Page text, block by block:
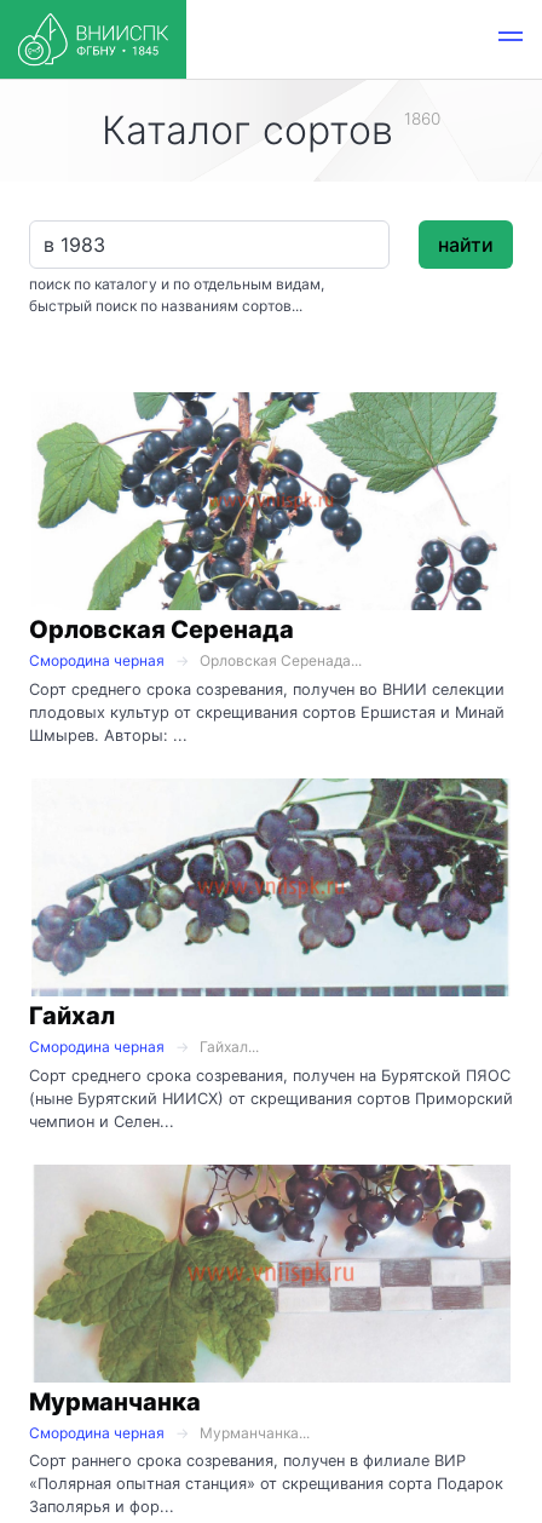
Каталог сортов 1860
поиск по каталогу и по отдельным видам,
быстрый поиск по названиям сортов...
найти
Орловская Серенада
Смородина черная
Орловская Серенада...
Сорт среднего срока созревания, получен во ВНИИ селекции
плодовых культур от скрещивания сортов Ершистая и Минай
Шмырев. Авторы: ...
Гайхал
Смородина черная
Гайхал...
Сорт среднего срока созревания, получен на Бурятской ПЯОС
(ныне Бурятский НИИСХ) от скрещивания сортов Приморский
чемпион и Селен...
Мурманчанка
Смородина черная
Мурманчанка...
Сорт раннего срока созревания, получен в филиале ВИР
«Полярная опытная станция» от скрещивания сорта Подарок
Заполярья и фор...